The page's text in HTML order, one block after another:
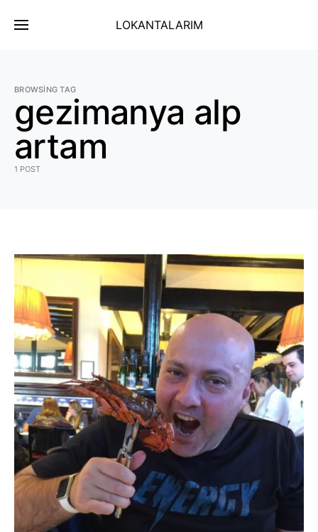
LOKANTALARIM
BROWSING TAG
gezimanya alp
artam
1 POST